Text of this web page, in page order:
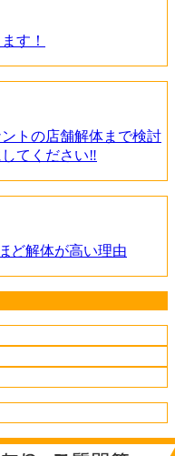
す！
トの店舗解体まで検討
てください‼️
ど解体が高い理由